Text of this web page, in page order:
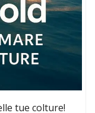
tue colture!